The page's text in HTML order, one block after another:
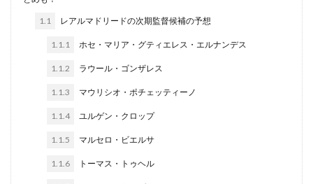
1.1 レアルマドリードの次期監督候補の予想
1.1.1 ホセ・マリア・グティエレス・エルナンデス
1.1.2 ラウール・ゴンザレス
1.1.3 マウリシオ・ポチェッティーノ
1.1.4 ユルゲン・クロップ
1.1.5 マルセロ・ビエルサ
1.1.6 トーマス・トゥヘル